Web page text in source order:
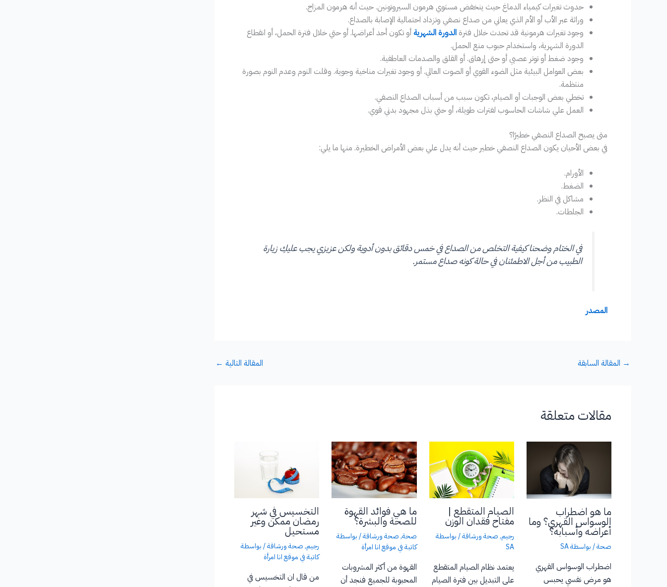
حدوث تغيرات كيمياء الدماغ حيث ينخفض مستوي هرمون السيروتونين. حيث أنه هرمون المزاج.
وراثة عبر الأب أو الأم الذي يعاني من صداع نصفي وتزداد احتمالية الإصابة بالصداع.
وجود تغيرات هرمونية قد تحدث خلال فترة الدورة الشهريةأو تكون أحد أعراضها. أو حتي خلال فترة الحمل، أو انقطاع
الدورة الشهرية، واستخدام حبوب منع الحمل.
وجود ضغط أو توتر عصبي أو حتى إرهاق. أو القلق والصدمات العاطفية.
بعض العوامل البيئية مثل الضوء القوي أو الصوت العالي. أو وجود تغيرات مناخية وجوية. وقلت النوم وعدم النوم بصورة
منتظمة.
تخطي بعض الوجبات أو الصيام، تكون سبب من أسباب الصداع النصفي.
العمل علي شاشات الحاسوب لفترات طويلة، أو حتي بذل مجهود بدني قوي.
متى يصبح الصداع النصفي خطيرًا؟
في بعض الأحيان يكون الصداع النصفي خطير حيث أنه يدل علي بعض الأمراض الخطيرة. منها ما يلي:
الأورام.
الضغط.
مشاكل في النظر.
الجلطات.
في الختام وضحنا كيفية التخلص من الصداع في خمس دقائق بدون أدوية ولكن عزيزي يجب عليكِ زيارة
الطبيب من أجل الاطمئنان في حالة كونه صداع مستمر.
المصدر
→ المقالة السابقة المقالة التالية ←
مقالات متعلقة
ما هو اضطراب
الوسواس القهري؟ وما
أعراضه وأسبابه؟
صحة/ بواسطةSA
اضطراب الوسواس القهري
هو مرض نفسي يحبس
الصيام المتقطع |
مفتاح فقدان الوزن
رجيم,صحة ورشاقة/ بواسطة
SA
يعتمد نظام الصيام المتقطع
على التبديل بين فترة الصيام
ما هي فوائد القهوة
للصحة والبشرة؟
صحة,صحة ورشاقة/ بواسطة
كاتبة في موقع انا امرأة
القهوة من أكثر المشروبات
المحبوبة للجميع فنجد أن
التخسيس في شهر
رمضان ممكن وغير
مستحيل
رجيم,صحة ورشاقة/ بواسطة
كاتبة في موقع انا امرأة
من قال ان التخسيس في